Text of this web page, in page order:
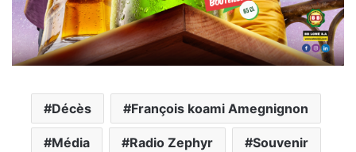
Décès François koami Amegnignon
Média Radio Zephyr Souvenir